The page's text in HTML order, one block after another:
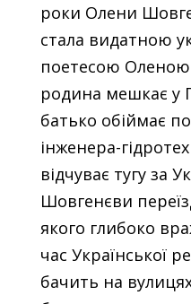
роки Олени
стала видатною
поетесою Оленою
родина мешкає у
батько обіймає
інженера-
відчуває тугу за
Шовгенєви
якого глибоко
час Української
бачить на